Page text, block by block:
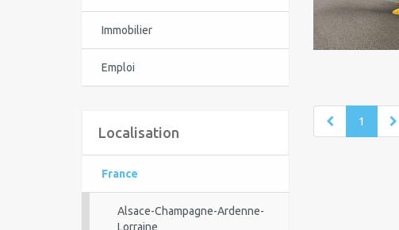
Immobilier
Emploi
Localisation
France
Alsace-Champagne-Ardenne-
Lorraine
1